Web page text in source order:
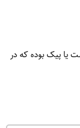
یا پیک بوده که در